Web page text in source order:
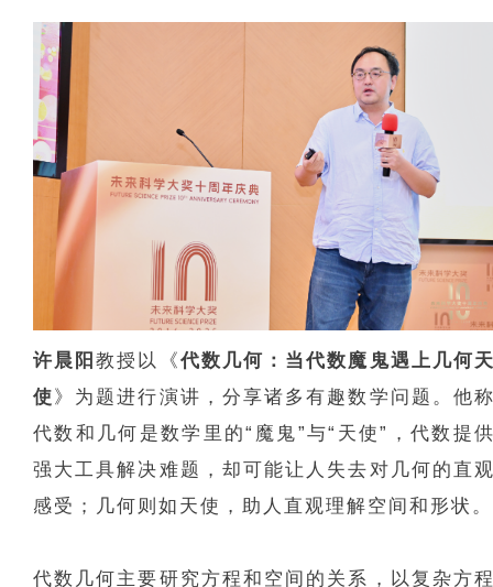
许晨阳教授以《代数几何：当代数魔鬼遇上几何
使》为题进行演讲，分享诸多有趣数学问题。他
代数和几何是数学里的“魔鬼”与“天使”，代数提
强大工具解决难题，却可能让人失去对几何的直
感受；几何则如天使，助人直观理解空间和形状。
代数几何主要研究方程和空间的关系，以复杂方